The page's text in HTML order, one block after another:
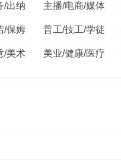
/出纳 主播/电商/媒体
/保姆 普工/技工/学徒
/美术 美业/健康/医疗